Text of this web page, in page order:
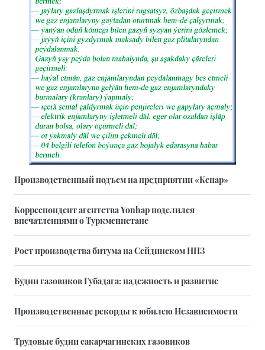
Производственный подъем на предприятии «Кенар»
Корреспондент агентства Yonhap поделился
впечатлениями о Туркменистане
Рост производства битума на Сейдинском НПЗ
Будни газовиков Губадага: надежность и развитие
Производственные рекорды к юбилею Независимости
Трудовые будни сакарчагинских газовиков